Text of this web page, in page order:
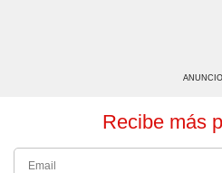
ANUNCIO
Recibe más